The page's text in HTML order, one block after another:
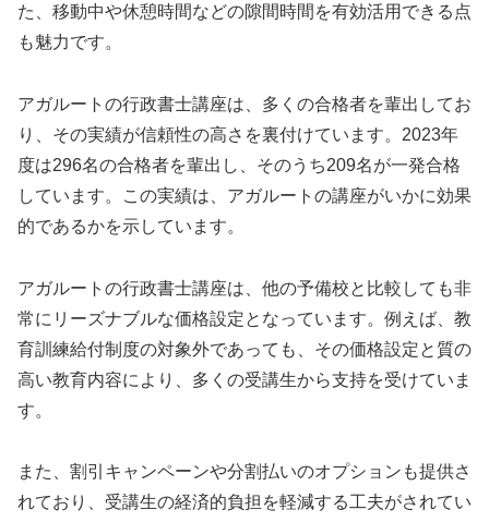
た、移動中や休憩時間などの隙間時間を有効活用できる点
も魅力です。
アガルートの行政書士講座は、多くの合格者を輩出してお
り、その実績が信頼性の高さを裏付けています。2023年
度は296名の合格者を輩出し、そのうち209名が一発合格
しています。この実績は、アガルートの講座がいかに効果
的であるかを示しています。
アガルートの行政書士講座は、他の予備校と比較しても非
常にリーズナブルな価格設定となっています。例えば、教
育訓練給付制度の対象外であっても、その価格設定と質の
高い教育内容により、多くの受講生から支持を受けていま
す。
また、割引キャンペーンや分割払いのオプションも提供さ
れており、受講生の経済的負担を軽減する工夫がされてい